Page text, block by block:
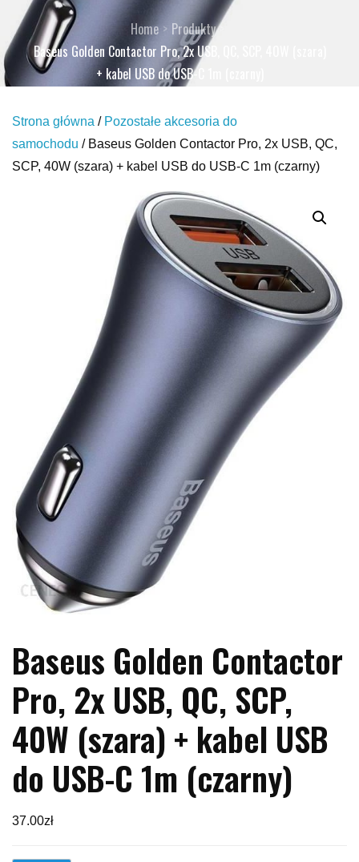
Home
Produkty
Baseus Golden Contactor Pro, 2x USB, QC, SCP, 40W (szara)
+ kabel USB do USB-C 1m (czarny)
Strona główna / Pozostałe akcesoria do
samochodu / Baseus Golden Contactor Pro, 2x USB, QC,
SCP, 40W (szara) + kabel USB do USB-C 1m (czarny)
Baseus Golden Contactor
Pro, 2x USB, QC, SCP,
40W (szara) + kabel USB
do USB-C 1m (czarny)
37.00zł